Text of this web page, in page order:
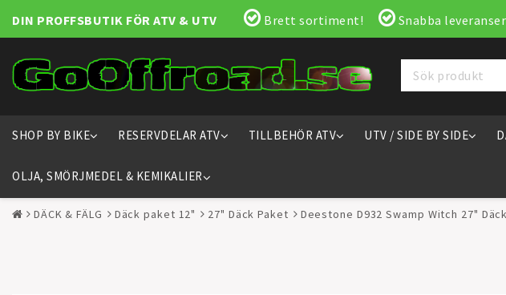
DIN PROFFSBUTIK FÖR ATV & UTV Brett sortiment! Snabba
SHOP BY BIKE RESERVDELAR ATV TILLBEHÖR ATV UTV / SIDE BY SIDE
OLJA, SMÖRJMEDEL & KEMIKALIER
DÄCK & FÄLG Däck paket 12" 27" Däck Paket Deestone D932 Swamp Witch 27"